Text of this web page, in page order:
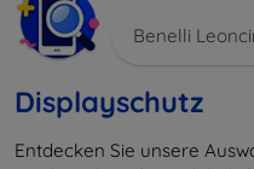
Benelli
Displayschutz
Entdecken Sie unsere